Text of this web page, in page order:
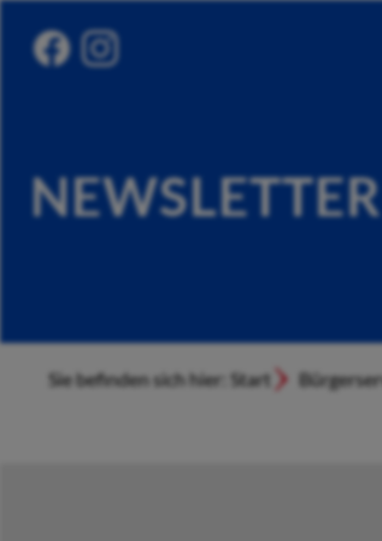
Sie befinden sich hier: Start